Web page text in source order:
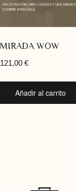
MIRADA WOW
121,00 €
Añadir al carrito